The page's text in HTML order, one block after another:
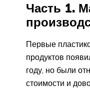
Часть 1.
Первые
продуктов
году, но были
стоимости и